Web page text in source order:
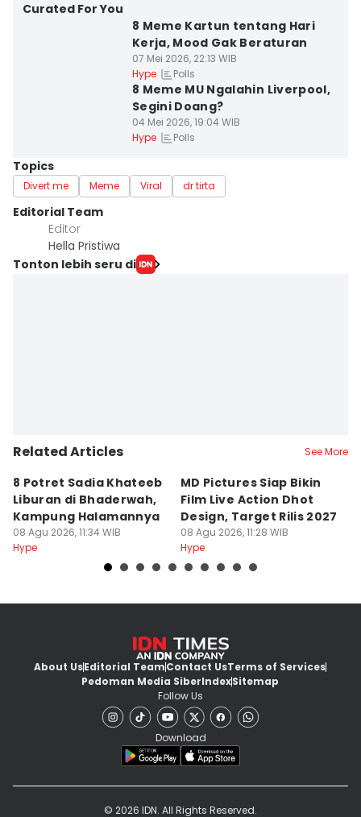
Curated For You
8 Meme Kartun tentang Hari
Kerja, Mood Gak Beraturan
07 Mei 2026, 22:13 WIB
Hype
Polls
8 Meme MU Ngalahin Liverpool,
Segini Doang?
04 Mei 2026, 19:04 WIB
Hype
Polls
Topics
Divert me Meme Viral dr tirta
Editorial Team
Editor
Hella Pristiwa
Tonton lebih seru di
Related Articles See More
8 Potret Sadia Khateeb
Liburan di Bhaderwah,
Kampung Halamannya
08 Agu 2026, 11:34 WIB
Hype
MD Pictures Siap Bikin
Film Live Action Dhot
Design, Target Rilis 2027
08 Agu 2026, 11:28 WIB
Hype
About UsEditorial TeamContact UsTerms of Services
Pedoman Media SiberIndexSitemap
Follow Us
Download
© 2026 IDN. All Rights Reserved.